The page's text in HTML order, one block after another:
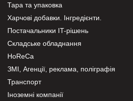
Тара та упаковка
Харчові добавки. Інгредієнти.
Постачальники IT-рішень
Складське обладнання
HoReCa
ЗМІ, Агенції, реклама, поліграфія
Транспорт
Іноземні компанії